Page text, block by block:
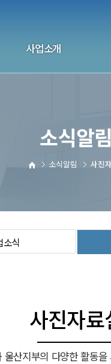
사업소개
교육사업
소식
소식알림 사진
소식알림
사진자료
울산지부의 다양한 활동